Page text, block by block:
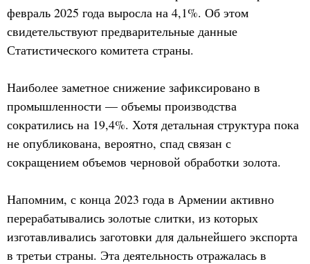
февраль 2025 года выросла на 4,1%. Об этом
свидетельствуют предварительные данные
Статистического комитета страны.
Наиболее заметное снижение зафиксировано в
промышленности — объемы производства
сократились на 19,4%. Хотя детальная структура пока
не опубликована, вероятно, спад связан с
сокращением объемов черновой обработки золота.
Напомним, с конца 2023 года в Армении активно
перерабатывались золотые слитки, из которых
изготавливались заготовки для дальнейшего экспорта
в третьи страны. Эта деятельность отражалась в